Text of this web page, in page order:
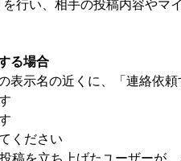
る場合
示名の近くに、「連絡依頼
ください
稿を立ち上げたユーザーが